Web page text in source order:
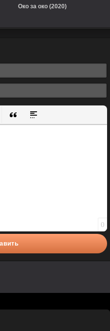
Око за око (2020)
смайлик
Вставка цитаты
Вставка спойлера
0